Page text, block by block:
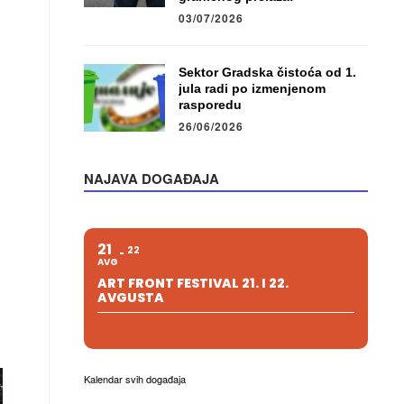
03/07/2026
Sektor Gradska čistoća od 1.
jula radi po izmenjenom
rasporedu
26/06/2026
NAJAVA DOGAĐAJA
21
AVG
22
ART FRONT FESTIVAL 21. I 22.
AVGUSTA
Kalendar svih događaja